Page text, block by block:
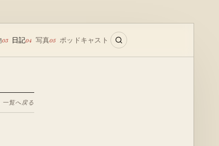
03 日記04 写真05 ポッドキャスト
覧へ戻る